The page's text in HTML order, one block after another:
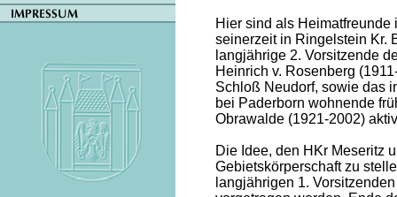
Hier sind als Heimatfreunde
seinerzeit in Ringelstein Kr.
langjährige 2. Vorsitzende
Heinrich v. Rosenberg
Schloß Neudorf, sowie das
bei Paderborn wohnende
Obrawalde (1921-2002)
Die Idee, den HKr Meseritz
Gebietskörperschaft zu
langjährigen 1.